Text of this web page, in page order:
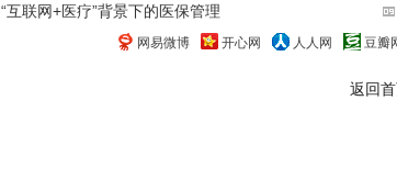
“互联网+医疗”背景下的医保管理
网易微博 开心网 人人网 豆瓣
返回